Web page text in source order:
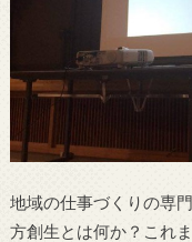
地域の仕事づくりの専
方創生とは何か？これ